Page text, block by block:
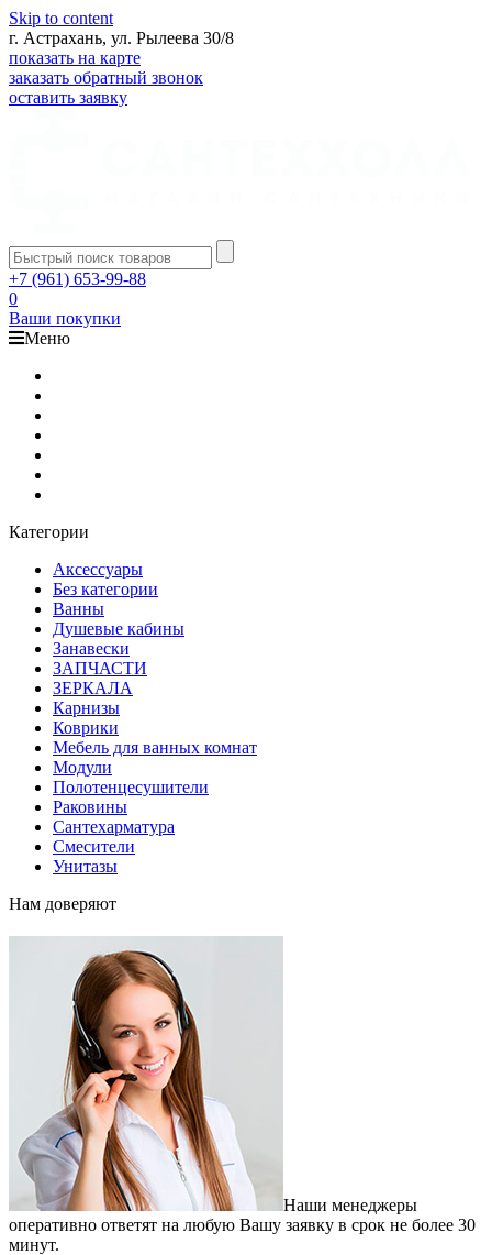
Skip to content
г. Астрахань, ул. Рылеева 30/8
показать на карте
заказать обратный звонок
оставить заявку
+7 (961) 653-99-88
0
Ваши покупки
Меню
Категории
Аксессуары
Без категории
Ванны
Душевые кабины
Занавески
ЗАПЧАСТИ
ЗЕРКАЛА
Карнизы
Коврики
Мебель для ванных комнат
Модули
Полотенцесушители
Раковины
Сантехарматура
Смесители
Унитазы
Нам доверяют
Наши менеджеры
оперативно ответят на любую Вашу заявку в срок не более 30
минут.